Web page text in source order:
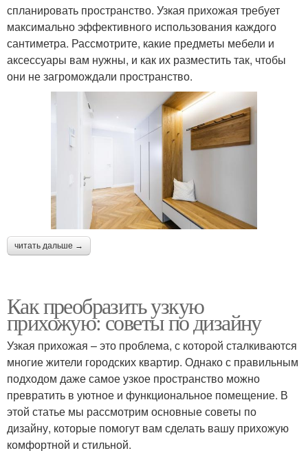
спланировать пространство. Узкая прихожая требует
максимально эффективного использования каждого
сантиметра. Рассмотрите, какие предметы мебели и
аксессуары вам нужны, и как их разместить так, чтобы
они не загромождали пространство.
читать дальше →
Как преобразить узкую
прихожую: советы по дизайну
Узкая прихожая – это проблема, с которой сталкиваются
многие жители городских квартир. Однако с правильным
подходом даже самое узкое пространство можно
превратить в уютное и функциональное помещение. В
этой статье мы рассмотрим основные советы по
дизайну, которые помогут вам сделать вашу прихожую
комфортной и стильной.